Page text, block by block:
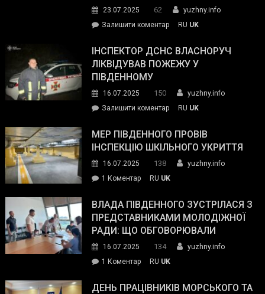
гуманітарну
допомогу
23.07.2025 62
yuzhny.info
Залишити коментарon
провів
нараду
силових
та
органів:
«Наш
спільний
окупанти.
Маємо
діяти
команда
RU UK
ІНСПЕКТОР ДСНС ВЛАСНОРУЧ
ЛІКВІДУВАВ ПОЖЕЖУ У
ПІВДЕННОМУ
16.07.2025 150
yuzhny.info
Залишити коментарon
ДСНС
власноруч
пожежу
у
RU UK
МЕР ПІВДЕННОГО ПРОВІВ
ІНСПЕКЦІЮ ШКІЛЬНОГО УКРИТТЯ
16.07.2025 138
yuzhny.info
1 Коментардо
Південного
провів
інспекцію
укриття
RU UK
ВЛАДА ПІВДЕННОГО ЗУСТРІЛАСЯ З
ПРЕДСТАВНИКАМИ МОЛОДІЖНОЇ
РАДИ: ЩО ОБГОВОРЮВАЛИ
16.07.2025 134
yuzhny.info
1 Коментардо
Південного
RU UK
ДЕНЬ ПРАЦІВНИКІВ МОРСЬКОГО ТА